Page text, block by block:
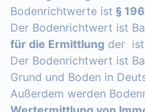
Bodenrichtwerte ist §
Der Bodenrichtwert ist
für die Ermittlung der ist
Der Bodenrichtwert ist
Grund und Boden in
Außerdem werden